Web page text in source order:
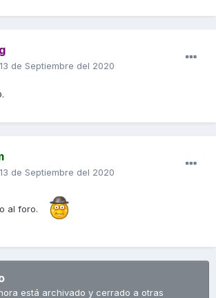
13 de Septiembre del 2020
13 de Septiembre del 2020
al foro.
está archivado y cerrado a otras